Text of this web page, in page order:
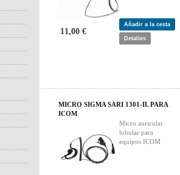
11,00 €
Añadir a la cesta
Detalles
MICRO SIGMA SARI 1301-IL PARA
ICOM
Micro auricular
lobular para
equipos ICOM